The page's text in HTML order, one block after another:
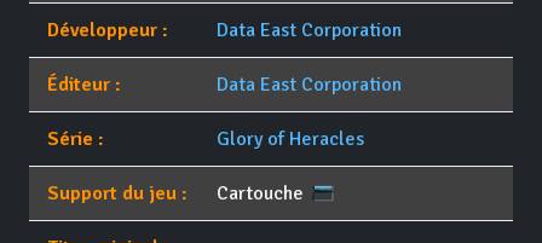
Développeur : Data East Corporation
Éditeur : Data East Corporation
Série : Glory of Heracles
Support du jeu : Cartouche